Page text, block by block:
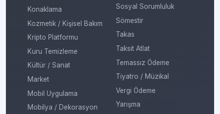
Konaklama
Kozmetik / Kişisel Bakım
Kripto Platformu
Kuru Temizleme
Kültür / Sanat
Market
Mobil Uygulama
Mobilya / Dekorasyon
Sosyal Sorumluluk
Sömestir
Takas
Taksit Atlat
Temassız Ödeme
Tiyatro / Müzikal
Vergi Ödeme
Yarışma